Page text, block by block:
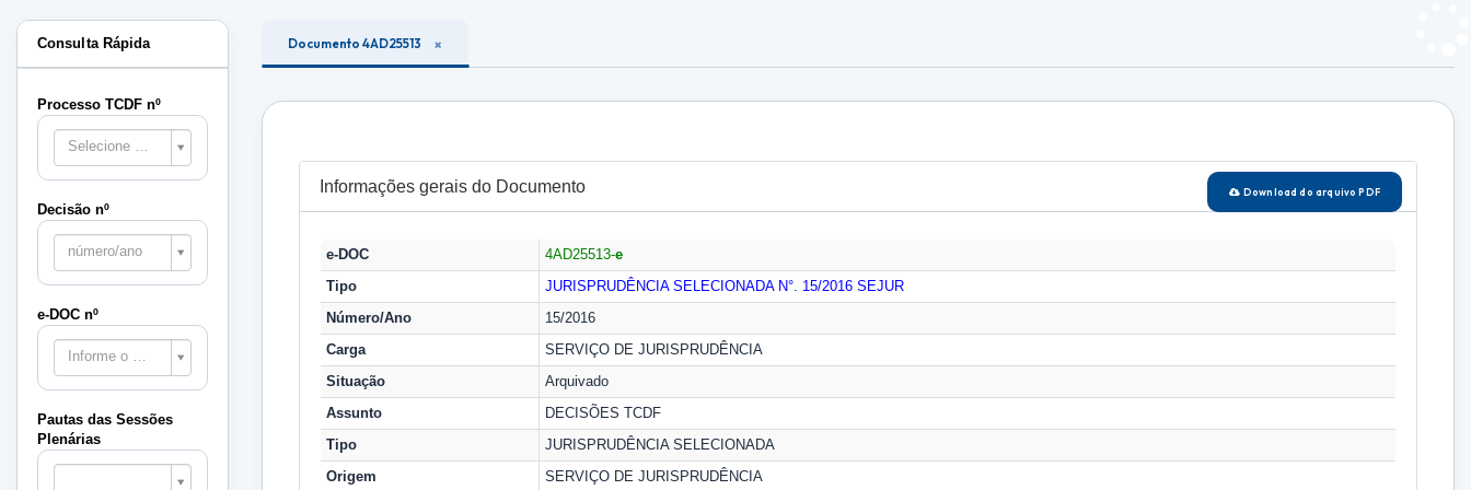
Consulta Rápida
Processo TCDF nº
Selecione o processo
Decisão nº
número/ano
e-DOC nº
Informe o e-DOC
Pautas das Sessões
Plenárias
Pautas
Documento 4AD25513
Informações gerais do Documento Download do arquivo PDF
e-DOC 4AD25513-e
Tipo
JURISPRUDÊNCIA SELECIONADA N°. 15/2016 SEJUR
Número/Ano
15/2016
Carga
SERVIÇO DE JURISPRUDÊNCIA
Situação
Arquivado
Assunto
DECISÕES TCDF
Tipo
JURISPRUDÊNCIA SELECIONADA
Origem
SERVIÇO DE JURISPRUDÊNCIA